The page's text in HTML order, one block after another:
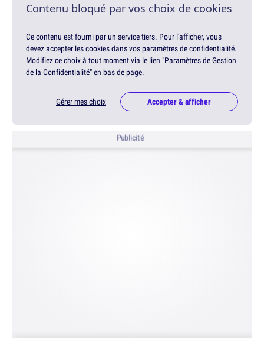
Contenu bloqué par vos choix de cookies
Ce contenu est fourni par un service tiers. Pour l'afficher, vous
devez accepter les cookies dans vos paramètres de confidentialité.
Modifiez ce choix à tout moment via le lien "Paramètres de Gestion
de la Confidentialité" en bas de page.
Gérer mes choix Accepter & afficher
Publicité